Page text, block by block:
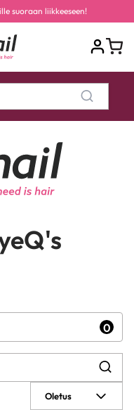
suoraan liikkeeseen!
0
Oletus